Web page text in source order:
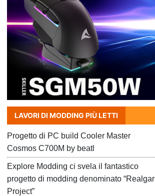
LAVORI DI MODDING PIÙ LETTI
Progetto di PC build Cooler Master
Cosmos C700M by beatl
Explore Modding ci svela il fantastico
progetto di modding denominato “Realgar
Project”